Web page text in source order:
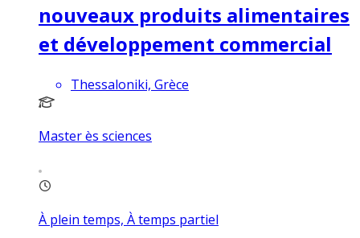
nouveaux produits alimentaires
et développement commercial
Thessaloniki, Grèce
Master ès sciences
À plein temps, À temps partiel